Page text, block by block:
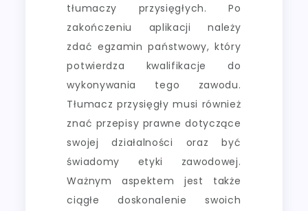
tłumaczy przysięgłych. Po
zakończeniu aplikacji należy
zdać egzamin państwowy, który
potwierdza kwalifikacje do
wykonywania tego zawodu.
Tłumacz przysięgły musi również
znać przepisy prawne dotyczące
swojej działalności oraz być
świadomy etyki zawodowej.
Ważnym aspektem jest także
ciągłe doskonalenie swoich